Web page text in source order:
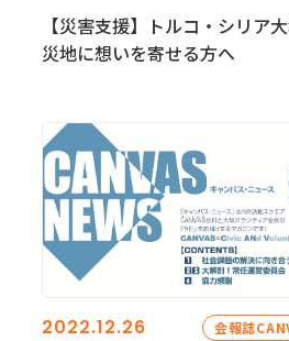
【災害支援】トルコ・シリア
災地に想いを寄せる方へ
2022.12.26 会報誌